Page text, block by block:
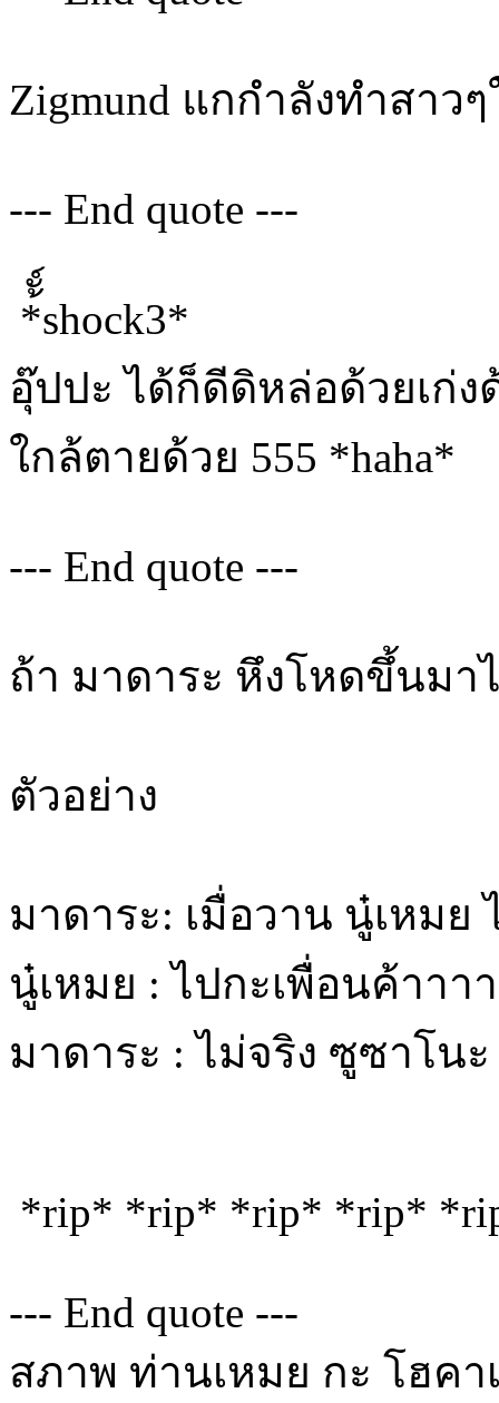
Zigmund แกกำลังทำสาว
--- End quote ---
*้ั์shock3*
อุ๊ปปะ ได้ก็ดีดิหล่อด้วยเก่
ใกล้ตายด้วย 555 *haha*
--- End quote ---
ถ้า มาดาระ หึงโหดขึ้นม
ตัวอย่าง
มาดาระ: เมื่อวาน นู๋เหมย
นู๋เหมย : ไปกะเพื่อนค้าาาา
มาดาระ : ไม่จริง ซูซาโน
*rip* *rip* *rip* *rip*
--- End quote ---
สภาพ ท่านเหมย กะ โฮคา